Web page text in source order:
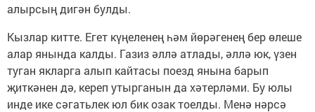
алырсың дигән булды.
Кызлар китте. Егет күңеленең һәм йөрәгенең бер өлеше
алар янында калды. Газиз әллә атлады, әллә юк, үзен
туган якларга алып кайтасы поезд янына барып
җиткәнен дә, кереп утырганын да хәтерләми. Бу юлы
инде ике сәгатьлек юл бик озак тоелды. Менә нәрсә